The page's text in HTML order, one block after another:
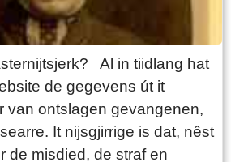
eerste bewoner. Sippe Elzinga
groot gezin en misschien werd
een beetje gekscherend,
Een andere
het een verschrijving is van
een stuk land aan de
weg. De Lip wordt al
Al in tiidlang hat
de gegevens út it
van ontslagen gevangenen,
It nijsgjirrige is dat, nêst
de misdied, de straf en